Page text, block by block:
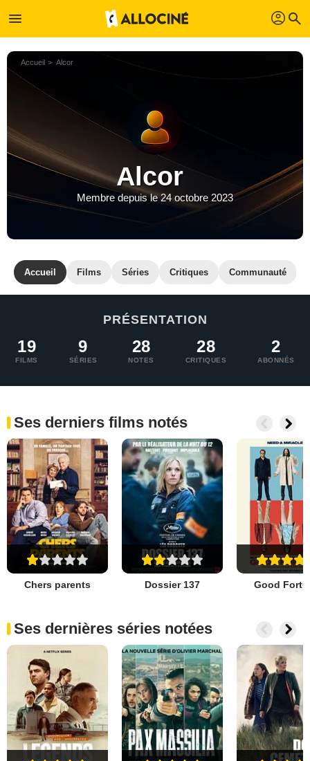
menu profil search
Accueil Alcor
Alcor
Membre depuis le 24 octobre 2023
Accueil Films Séries Critiques Communauté
PRÉSENTATION
19
FILMS
9
SÉRIES
28
NOTES
28
CRITIQUES
2
ABONNÉS
Ses derniers films notés
Chers parents Dossier 137 Good
Ses dernières séries notées